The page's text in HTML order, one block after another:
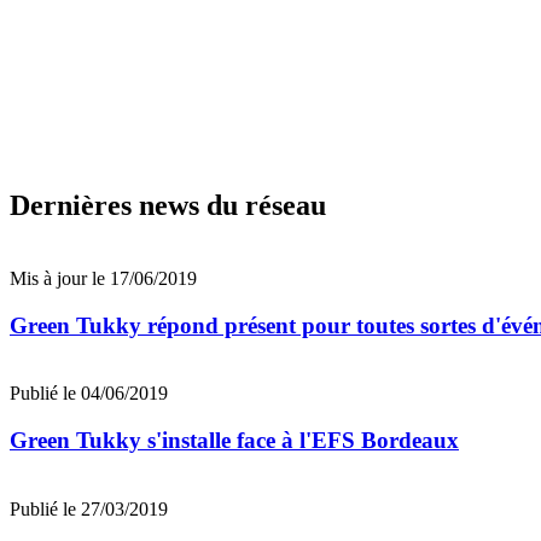
Dernières news du réseau
Mis à jour le 17/06/2019
Green Tukky répond présent pour toutes sortes
Publié le 04/06/2019
Green Tukky s'installe face à l'EFS Bordeaux
Publié le 27/03/2019